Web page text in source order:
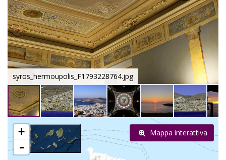
RU
CN
syros_hermoupolis_F1793228764.jpg
+
-
Mappa interattiva